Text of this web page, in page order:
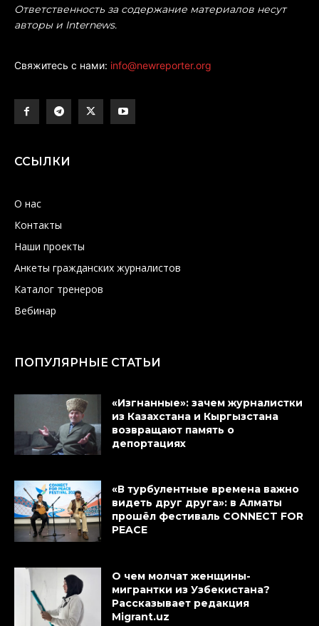
Ответственность за содержание материалов несут
авторы и Internews.
Свяжитесь с нами: info@newreporter.org
ССЫЛКИ
О нас
Контакты
Наши проекты
Анкеты гражданских журналистов
Каталог тренеров
Вебинар
ПОПУЛЯРНЫЕ СТАТЬИ
«Изгнанные»: зачем журналистки
из Казахстана и Кыргызстана
возвращают память о
депортациях
«В турбулентные времена важно
видеть друг друга»: в Алматы
прошёл фестиваль CONNECT FOR
PEACE
О чем молчат женщины-
мигрантки из Узбекистана?
Рассказывает редакция
Migrant.uz